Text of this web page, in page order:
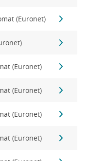
(Euronet)
(Euronet)
(Euronet)
(Euronet)
(Euronet)